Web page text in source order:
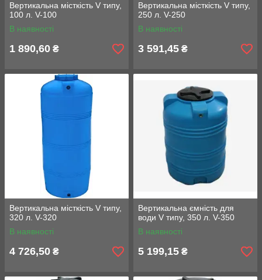
Вертикальна місткість V типу,
100 л. V-100
В наявності
1 890,60 ₴
Вертикальна місткість V типу,
250 л. V-250
В наявності
3 591,45 ₴
Вертикальна місткість V типу,
320 л. V-320
В наявності
4 726,50 ₴
Вертикальна ємність для
води V типу, 350 л. V-350
В наявності
5 199,15 ₴